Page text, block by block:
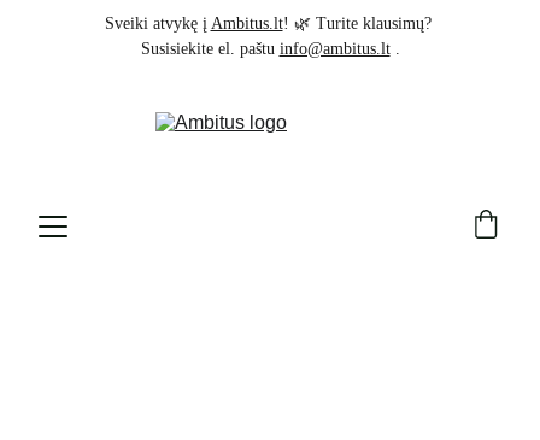
Sveiki atvykę į Ambitus.lt! 🌿 Turite klausimų?
Susisiekite el. paštu info@ambitus.lt .